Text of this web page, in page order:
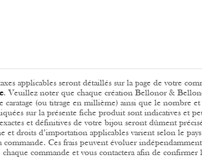
applicables seront détaillés sur la page de votre
.Veuillez noter que chaque création Bellonor &
caratage (ou titrage en millième) ainsi que le nombre
sur la présente fiche produit sont indicatives et
et définitives de votre bijou seront dûment
et droits d’importation applicables varient selon le
Ces frais peuvent évoluer
commande et vous contactera afin de confirmer